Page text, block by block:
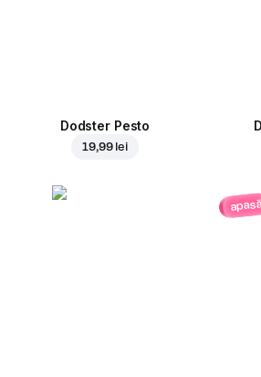
Dodster Pesto
19,99 lei